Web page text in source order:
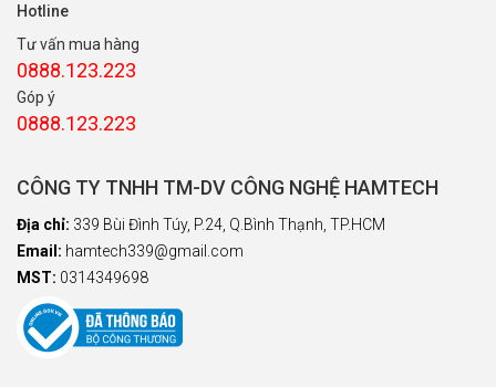
Hotline
Tư vấn mua hàng
0888.123.223
Góp ý
0888.123.223
CÔNG TY TNHH TM-DV CÔNG NGHỆ HAMTECH
Địa chỉ: 339 Bùi Đình Túy, P.24, Q.Bình Thạnh, TP.HCM
Email: hamtech339@gmail.com
MST: 0314349698